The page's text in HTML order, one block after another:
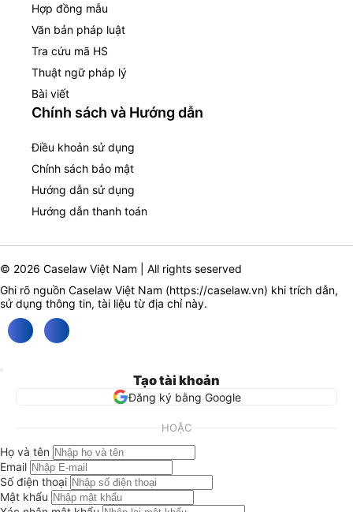
Hợp đồng mẫu
Văn bản pháp luật
Tra cứu mã HS
Thuật ngữ pháp lý
Bài viết
Chính sách và Hướng dẫn
Điều khoản sử dụng
Chính sách bảo mật
Hướng dẫn sử dụng
Hướng dẫn thanh toán
© 2026 Caselaw Việt Nam | All rights seserved
Ghi rõ nguồn Caselaw Việt Nam (https://caselaw.vn) khi trích dẫn,
sử dụng thông tin, tài liệu từ địa chỉ này.
Tạo tài khoản
Đăng ký bằng Google
HOẶC
Họ và tên
Email
Số điện thoại
Mật khẩu